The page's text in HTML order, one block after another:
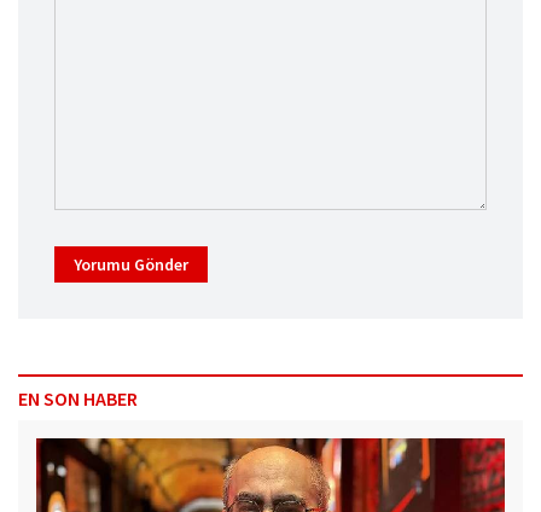
Yorumu Gönder
EN SON HABER